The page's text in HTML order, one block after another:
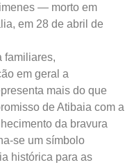
— morto em
em 28 de abril de
familiares,
em geral a
mais do que
de Atibaia com a
da bravura
se um símbolo
histórica para as